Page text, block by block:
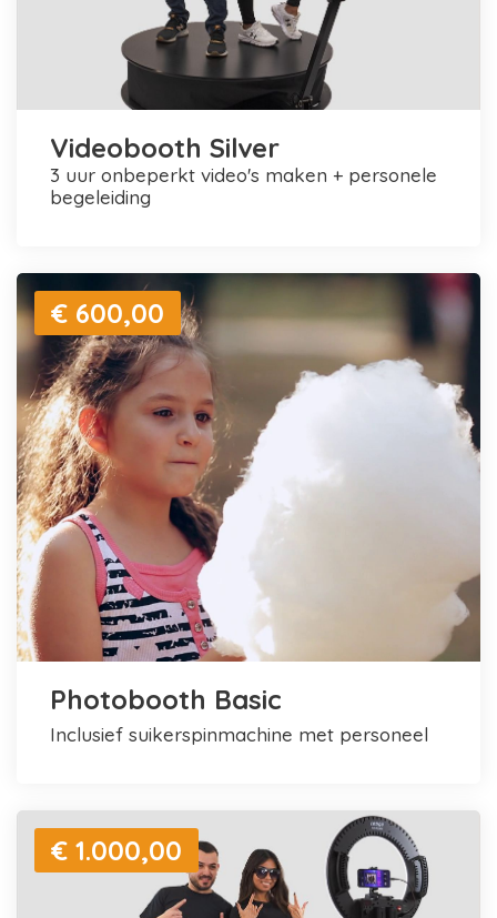
Videobooth Silver
3 uur onbeperkt video's maken + personele
begeleiding
€ 600,00
Photobooth Basic
inclusief suikerspinmachine met personeel
€ 1.000,00